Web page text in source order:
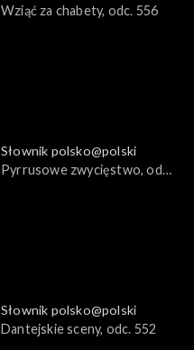
Wziąć za chabety, odc. 556
Słownik polsko@polski
Pyrrusowe zwycięstwo, odc.
Słownik polsko@polski
Dantejskie sceny, odc. 552